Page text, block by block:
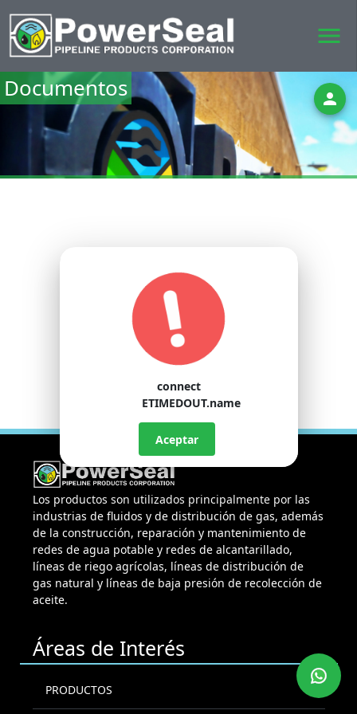
menu
person
Documentos
Los productos son utilizados principalmente por las
industrias de fluidos y de distribución de gas, además
de la construcción, reparación y mantenimiento de
redes de agua potable y redes de alcantarillado,
líneas de riego agrícolas, líneas de distribución de
gas natural y líneas de baja presión de recolección de
aceite.
Áreas de Interés
PRODUCTOS
connect
ETIMEDOUT.name
Aceptar